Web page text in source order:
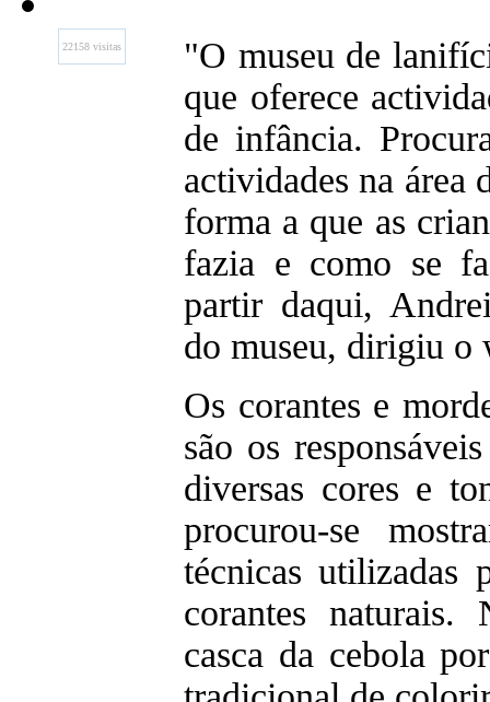
22158 visitas
"O museu de
que oferece
de infância.
actividades na área
forma a que as
fazia e como se
partir daqui,
do museu, dirigiu
Os corantes e
são os
diversas cores e
procurou-se
técnicas utilizadas
corantes
casca da cebola